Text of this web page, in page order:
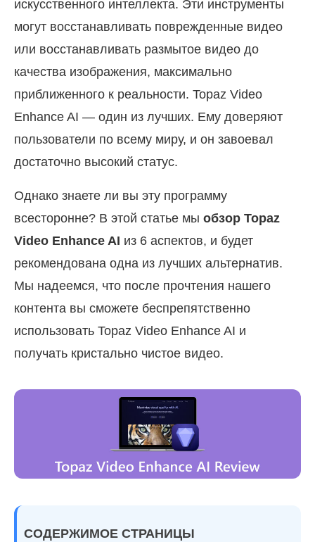
искусственного интеллекта. Эти инструменты
могут восстанавливать поврежденные видео
или восстанавливать размытое видео до
качества изображения, максимально
приближенного к реальности. Topaz Video
Enhance AI — один из лучших. Ему доверяют
пользователи по всему миру, и он завоевал
достаточно высокий статус.
Однако знаете ли вы эту программу
всесторонне? В этой статье мы обзор Topaz
Video Enhance AI из 6 аспектов, и будет
рекомендована одна из лучших альтернатив.
Мы надеемся, что после прочтения нашего
контента вы сможете беспрепятственно
использовать Topaz Video Enhance AI и
получать кристально чистое видео.
СОДЕРЖИМОЕ СТРАНИЦЫ